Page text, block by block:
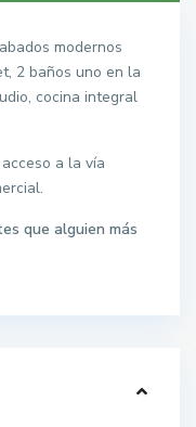
modernos
2 baños uno en la
cocina integral
a la vía
que alguien más